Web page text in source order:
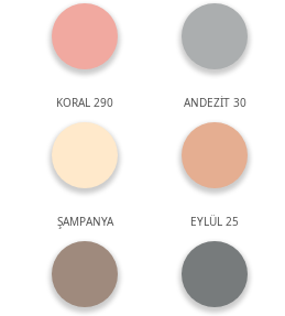
KORAL 290 ANDEZİT 30
ŞAMPANYA EYLÜL 25